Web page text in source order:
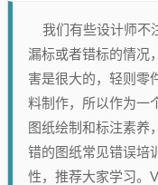
我们有些设计师不
漏标或者错标的情况
害是很大的，轻则零
料制作，所以作为一
图纸绘制和标注素养
错的图纸常见错误培
性，推荐大家学习。